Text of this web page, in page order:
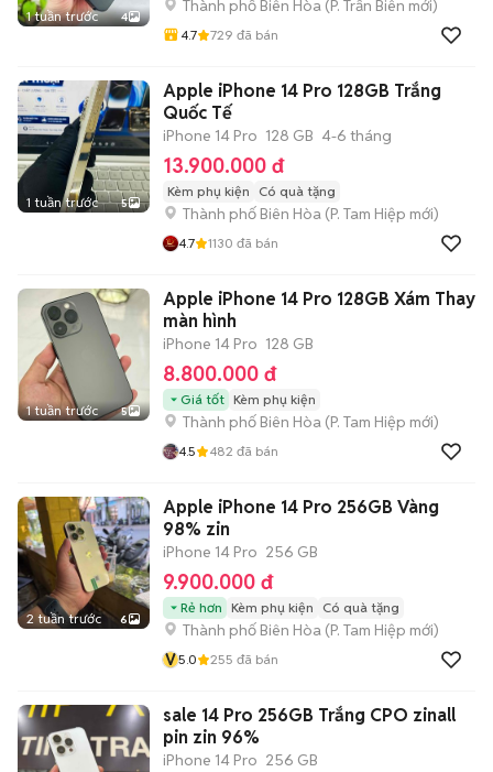
1 tuần trước 4
Thành phố Biên Hòa (P. Trấn Biên mới)
4.7 729 đã bán
1 tuần trước 5
Apple iPhone 14 Pro 128GB Trắng
Quốc Tế
iPhone 14 Pro 128 GB 4-6 tháng
13.900.000 đ
Kèm phụ kiện Có quà tặng
Thành phố Biên Hòa (P. Tam Hiệp mới)
4.7 1130 đã bán
1 tuần trước 5
Apple iPhone 14 Pro 128GB Xám Thay
màn hình
iPhone 14 Pro 128 GB
8.800.000 đ
Giá tốt Kèm phụ kiện
Thành phố Biên Hòa (P. Tam Hiệp mới)
4.5 482 đã bán
2 tuần trước 6
Apple iPhone 14 Pro 256GB Vàng
98% zin
iPhone 14 Pro 256 GB
9.900.000 đ
Rẻ hơn Kèm phụ kiện Có quà tặng
Thành phố Biên Hòa (P. Tam Hiệp mới)
V5.0 255 đã bán
sale 14 Pro 256GB Trắng CPO zinall
pin zin 96%
iPhone 14 Pro 256 GB